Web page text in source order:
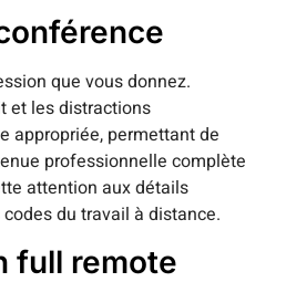
que vous donnez.
et les distractions
appropriée, permettant de
professionnelle complète
attention aux détails
du travail à distance.
full remote